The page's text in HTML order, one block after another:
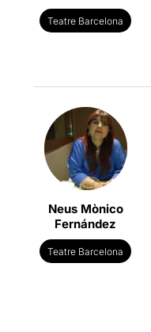
Teatre Barcelona
Neus Mònico
Fernández
Teatre Barcelona